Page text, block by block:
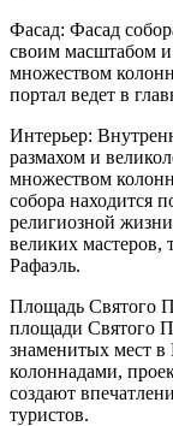
Фасад: Фасад
своим масштабом
множеством
портал ведет в
Интерьер:
размахом и
множеством
собора находится
религиозной
великих
Рафаэль.
Площадь Святого
площади Святого
знаменитых мест
колоннадами,
создают
туристов.